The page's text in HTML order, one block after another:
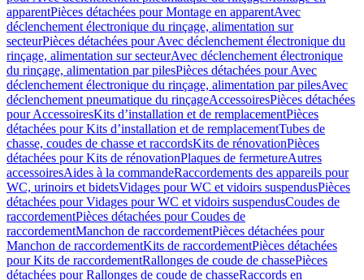
apparentPièces détachées pour Montage en apparentAvec
déclenchement électronique du rinçage, alimentation sur
secteurPièces détachées pour Avec déclenchement électronique du
rinçage, alimentation sur secteurAvec déclenchement électronique
du rinçage, alimentation par pilesPièces détachées pour Avec
déclenchement électronique du rinçage, alimentation par pilesAvec
déclenchement pneumatique du rinçageAccessoiresPièces détachées
pour AccessoiresKits d’installation et de remplacementPièces
détachées pour Kits d’installation et de remplacementTubes de
chasse, coudes de chasse et raccordsKits de rénovationPièces
détachées pour Kits de rénovationPlaques de fermetureAutres
accessoiresAides à la commandeRaccordements des appareils pour
WC, urinoirs et bidetsVidages pour WC et vidoirs suspendusPièces
détachées pour Vidages pour WC et vidoirs suspendusCoudes de
raccordementPièces détachées pour Coudes de
raccordementManchon de raccordementPièces détachées pour
Manchon de raccordementKits de raccordementPièces détachées
pour Kits de raccordementRallonges de coude de chassePièces
détachées pour Rallonges de coude de chasseRaccords en